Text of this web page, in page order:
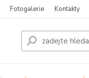
Fotogalerie Kontakty